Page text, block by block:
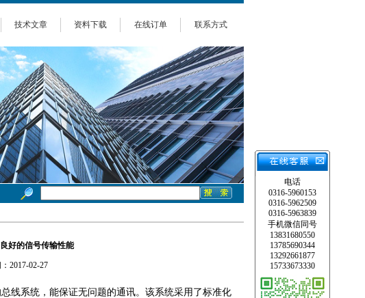
技术文章 资料下载 在线订单 联系方式
好的信号传输性能
2017-02-27
线系统，能保证无问题的通讯。该系统采用了标准化
电话
0316-5960153
0316-5962509
0316-5963839
手机微信同号
13831680550
13785690344
13292661877
15733673330